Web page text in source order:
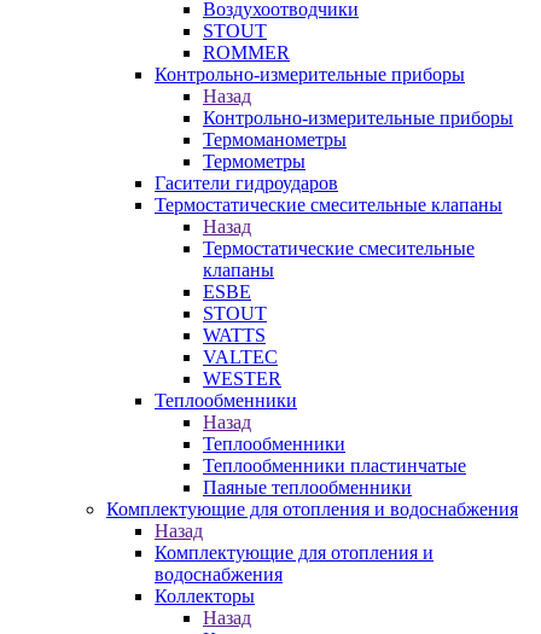
Воздухоотводчики
STOUT
ROMMER
Контрольно-измерительные приборы
Назад
Контрольно-измерительные приборы
Термоманометры
Термометры
Гасители гидроударов
Термостатические смесительные клапаны
Назад
Термостатические смесительные
клапаны
ESBE
STOUT
WATTS
VALTEC
WESTER
Теплообменники
Назад
Теплообменники
Теплообменники пластинчатые
Паяные теплообменники
Комплектующие для отопления и водоснабжения
Назад
Комплектующие для отопления и
водоснабжения
Коллекторы
Назад